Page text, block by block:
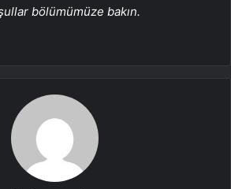
bölümümüze bakın.